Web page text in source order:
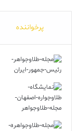
پرخواننده